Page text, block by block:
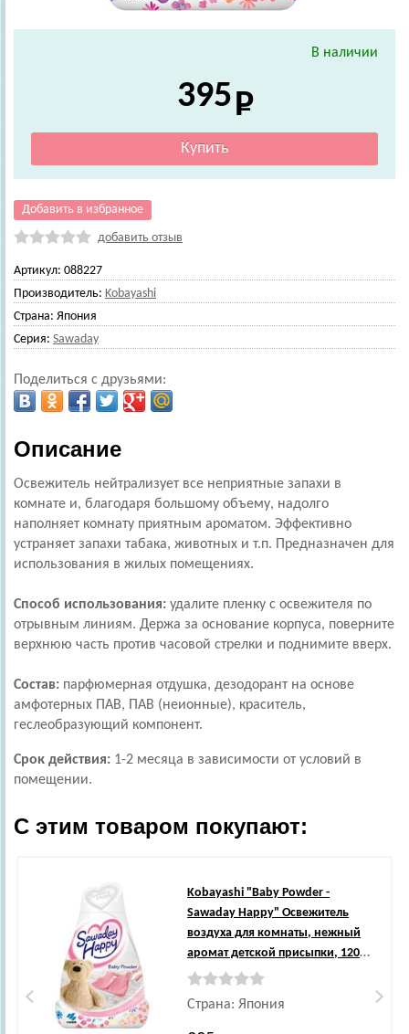
В наличии
395
Добавить в избранное
добавить отзыв
Артикул: 088227
Производитель: Kobayashi
Страна: Япония
Серия: Sawaday
Поделиться с друзьями:
Описание
Освежитель нейтрализует все неприятные запахи в
комнате и, благодаря большому объему, надолго
наполняет комнату приятным ароматом. Эффективно
устраняет запахи табака, животных и т.п. Предназначен для
использования в жилых помещениях.
Способ использования: удалите пленку с освежителя по
отрывным линиям. Держа за основание корпуса, поверните
верхнюю часть против часовой стрелки и поднимите вверх.
Состав: парфюмерная отдушка, дезодорант на основе
амфотерных ПАВ, ПАВ (неионные), краситель,
геслеобразующий компонент.
Cрок действия: 1-2 месяца в зависимости от условий в
помещении.
С этим товаром покупают:
Kobayashi "Baby Powder -
Sawaday Happy" Освежитель
воздуха для комнаты, нежный
аромат детской присыпки, 120
гр.
Страна: Япония